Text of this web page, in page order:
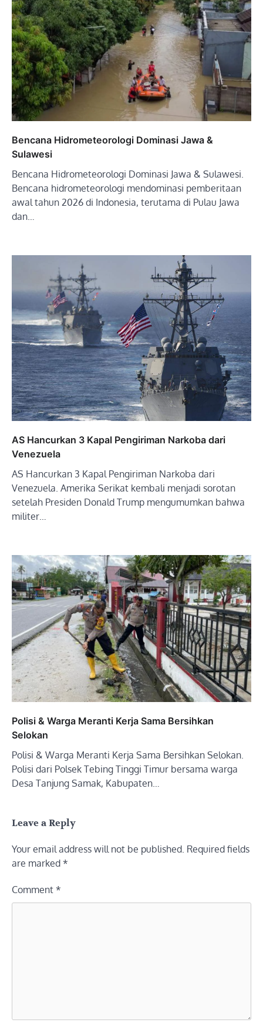
Bencana Hidrometeorologi Dominasi Jawa &
Sulawesi
Bencana Hidrometeorologi Dominasi Jawa & Sulawesi.
Bencana hidrometeorologi mendominasi pemberitaan
awal tahun 2026 di Indonesia, terutama di Pulau Jawa
dan…
AS Hancurkan 3 Kapal Pengiriman Narkoba dari
Venezuela
AS Hancurkan 3 Kapal Pengiriman Narkoba dari
Venezuela. Amerika Serikat kembali menjadi sorotan
setelah Presiden Donald Trump mengumumkan bahwa
militer…
Polisi & Warga Meranti Kerja Sama Bersihkan
Selokan
Polisi & Warga Meranti Kerja Sama Bersihkan Selokan.
Polisi dari Polsek Tebing Tinggi Timur bersama warga
Desa Tanjung Samak, Kabupaten…
Leave a Reply
Your email address will not be published. Required fields
are marked *
Comment *